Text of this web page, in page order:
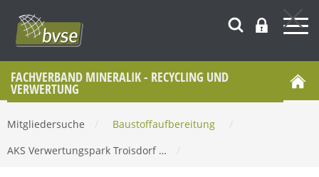
FACHVERBAND MINERALIK - RECYCLING UND
VERWERTUNG
Mitgliedersuche Baustoffaufbereitung
AKS Verwertungspark Troisdorf …